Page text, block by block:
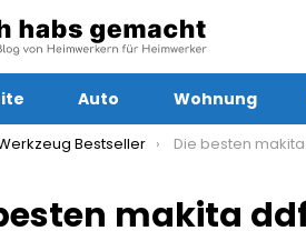
Auto Wohnung
Bestseller Die besten makita
makita